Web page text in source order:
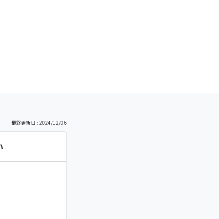
最終更新日 : 2024/12/06